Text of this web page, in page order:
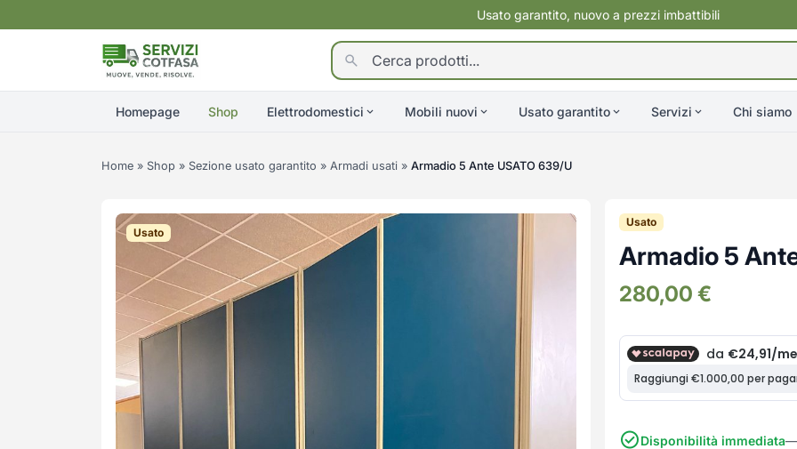
Usato garantito, nuovo a prezzi imbattibili
Homepage Shop Elettrodomestici Mobili nuovi Usato garantito Servizi Chi siamo
Home » Shop » Sezione usato garantito » Armadi usati » Armadio 5 Ante USATO 639/U
Usato
Usato
Armadio 5
280,00 €
Disponibilità immediata—